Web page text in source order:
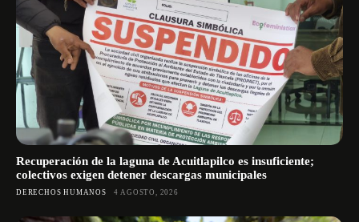
Recuperación de la laguna de Acuitlapilco es insuficiente;
colectivos exigen detener descargas municipales
DERECHOS HUMANOS 4 AGOSTO, 2026